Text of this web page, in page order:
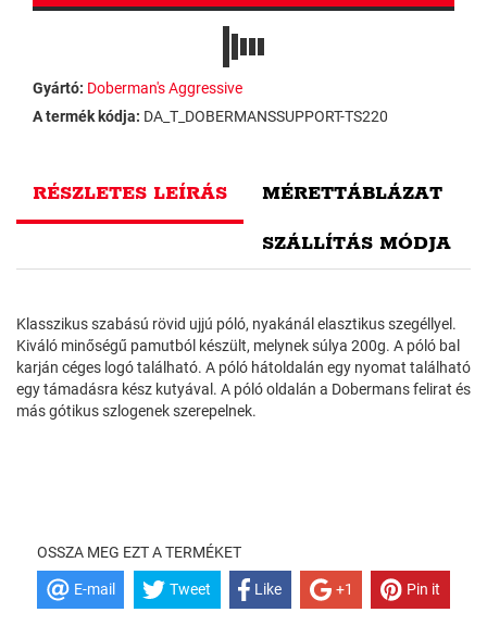
Gyártó: Doberman's Aggressive
A termék kódja: DA_T_DOBERMANSSUPPORT-TS220
RÉSZLETES LEÍRÁS MÉRETTÁBLÁZAT
SZÁLLÍTÁS MÓDJA
Klasszikus szabású rövid ujjú póló, nyakánál elasztikus szegéllyel.
Kiváló minőségű pamutból készült, melynek súlya 200g. A póló bal
karján céges logó található. A póló hátoldalán egy nyomat található
egy támadásra kész kutyával. A póló oldalán a Dobermans felirat és
más gótikus szlogenek szerepelnek.
OSSZA MEG EZT A TERMÉKET
E-mail Tweet Like +1 Pin it